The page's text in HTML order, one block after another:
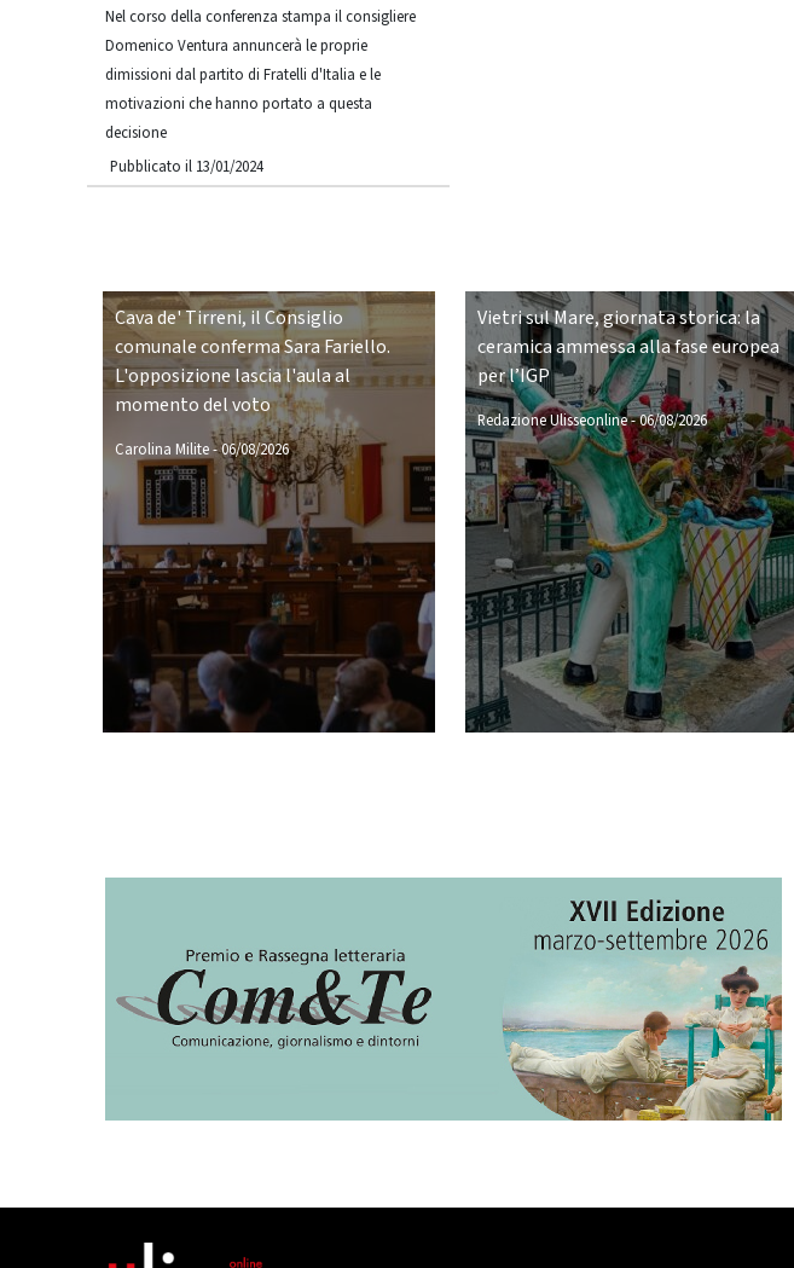
Nel corso della conferenza stampa il consigliere
Domenico Ventura annuncerà le proprie
dimissioni dal partito di Fratelli d'Italia e le
motivazioni che hanno portato a questa
decisione
Pubblicato il 13/01/2024
Cava de' Tirreni, il Consiglio
comunale conferma Sara Fariello.
L'opposizione lascia l'aula al
momento del voto
Carolina Milite-06/08/2026
Vietri sul Mare, giornata storica: la
ceramica ammessa alla fase europea
per l’IGP
Redazione Ulisseonline-06/08/2026